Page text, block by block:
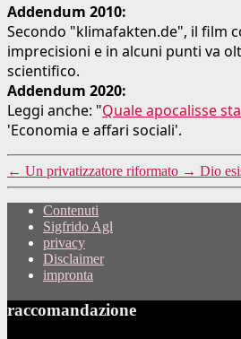
Addendum 2010:
Secondo "klimafakten.de", il film
imprecisioni e in alcuni punti va
scientifico.
Addendum 2020:
Leggi anche: "Quale apocalisse
'Economia e affari sociali'.
← Un privatizzatore riformato → Dio
Contenuti
Sigfrido Agl
privacy
Disclaimer
impronta
raccomandazione